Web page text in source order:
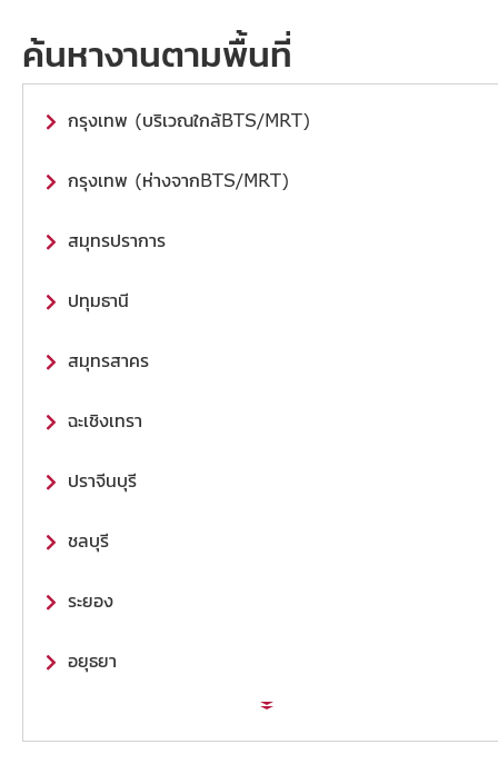
ค้นหางานตามพื้นที่
กรุงเทพ (บริเวณใกล้BTS/MRT)
กรุงเทพ (ห่างจากBTS/MRT)
สมุทรปราการ
ปทุมธานี
สมุทรสาคร
ฉะเชิงเทรา
ปราจีนบุรี
ชลบุรี
ระยอง
อยุธยา